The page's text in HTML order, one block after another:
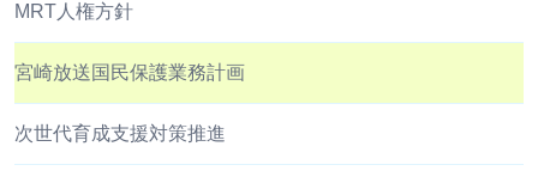
MRT人権方針
宮崎放送国民保護業務計画
次世代育成支援対策推進